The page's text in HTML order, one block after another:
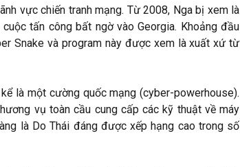
vực chiến tranh mạng. Từ 2008, Nga bị xem là
tấn công bất ngờ vào Georgia. Khoảng đầu
Snake và program này được xem là xuất xứ từ
là một cường quốc mạng (cyber-powerhouse).
vụ toàn cầu cung cấp các kỹ thuật về máy
là Do Thái đáng được xếp hạng cao trong số